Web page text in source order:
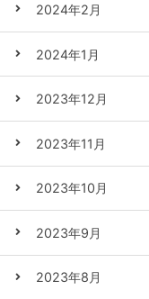
2024年2月
2024年1月
2023年12月
2023年11月
2023年10月
2023年9月
2023年8月